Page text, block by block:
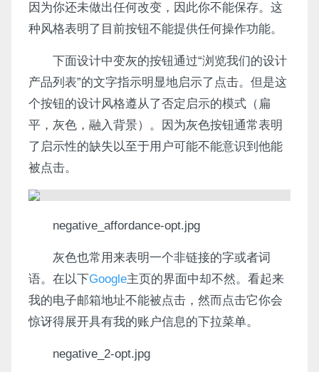
因为你还未做出任何改变，因此你不能保存。这
种风格表明了目前按钮不能提供任何操作功能。
下面设计中变灰的按钮通过“浏览我们的设计
产品列表”的文字指示明显地启示了点击。但是这
个按钮的设计风格遵从了否定启示的模式（扁
平，灰色，融入背景）。因为灰色按钮通常表明
了启示性的缺失以至于用户可能不能意识到他能
被点击。
negative_affordance-opt.jpg
灰色也常用来表明一个非链接的字或者词
语。在以下Google主页的界面中却不然。看起来
我的电子邮箱地址不能被点击，然而点击它你会
惊讶得展开具有我的账户信息的下拉菜单。
negative_2-opt.jpg